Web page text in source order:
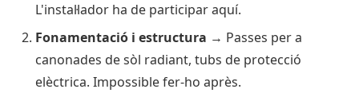
L'instal·lador ha de participar aquí.
Fonamentació i estructura → Passes per a
canonades de sòl radiant, tubs de protecció
elèctrica. Impossible fer-ho après.